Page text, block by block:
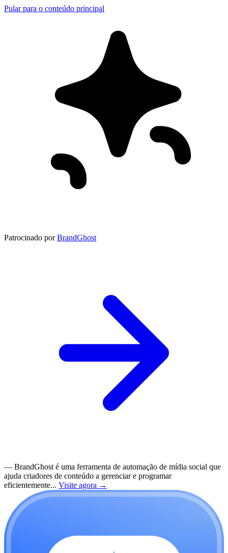
Pular para o conteúdo principal
Patrocinado por BrandGhost
— BrandGhost é uma ferramenta de automação de mídia social que
ajuda criadores de conteúdo a gerenciar e programar
eficientemente... Visite agora →